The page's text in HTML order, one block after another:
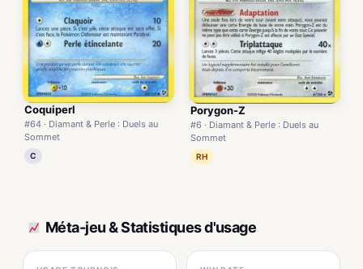
Coquiperl
#64 · Diamant & Perle : Duels au
Sommet
C
Porygon-Z
#6 · Diamant & Perle : Duels au
Sommet
RH
Méta-jeu & Statistiques d'usage